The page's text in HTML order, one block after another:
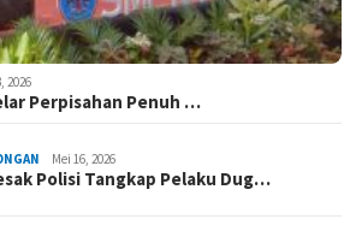
2026
Perpisahan Penuh …
Mei 16, 2026
Polisi Tangkap Pelaku Dug…